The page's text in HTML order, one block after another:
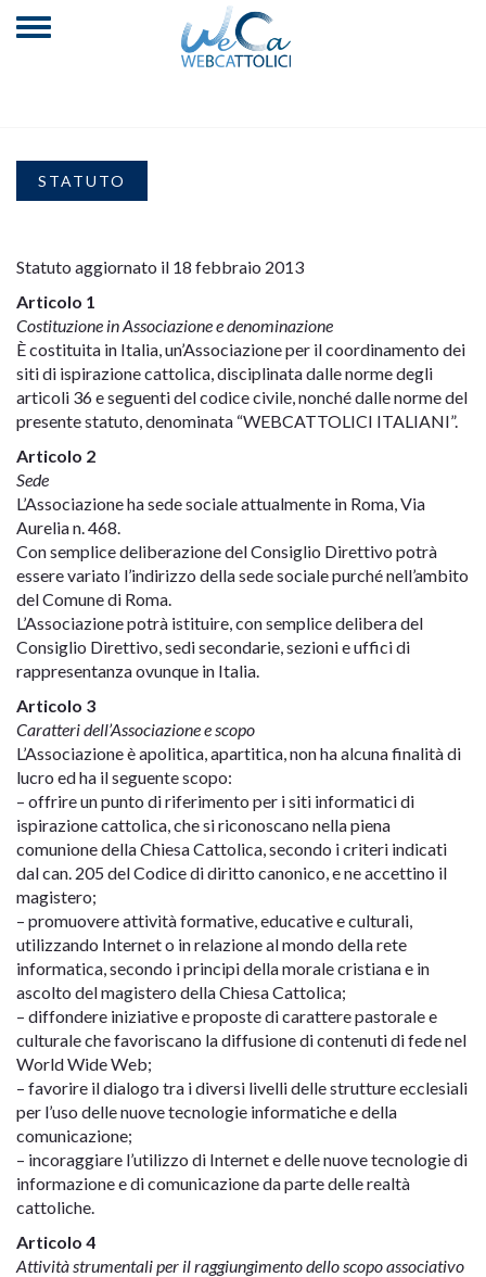
STATUTO
Statuto aggiornato il 18 febbraio 2013
Articolo 1
Costituzione in Associazione e denominazione
È costituita in Italia, un’Associazione per il coordinamento dei
siti di ispirazione cattolica, disciplinata dalle norme degli
articoli 36 e seguenti del codice civile, nonché dalle norme del
presente statuto, denominata “WEBCATTOLICI ITALIANI”.
Articolo 2
Sede
L’Associazione ha sede sociale attualmente in Roma, Via
Aurelia n. 468.
Con semplice deliberazione del Consiglio Direttivo potrà
essere variato l’indirizzo della sede sociale purché nell’ambito
del Comune di Roma.
L’Associazione potrà istituire, con semplice delibera del
Consiglio Direttivo, sedi secondarie, sezioni e uffici di
rappresentanza ovunque in Italia.
Articolo 3
Caratteri dell’Associazione e scopo
L’Associazione è apolitica, apartitica, non ha alcuna finalità di
lucro ed ha il seguente scopo:
– offrire un punto di riferimento per i siti informatici di
ispirazione cattolica, che si riconoscano nella piena
comunione della Chiesa Cattolica, secondo i criteri indicati
dal can. 205 del Codice di diritto canonico, e ne accettino il
magistero;
– promuovere attività formative, educative e culturali,
utilizzando Internet o in relazione al mondo della rete
informatica, secondo i principi della morale cristiana e in
ascolto del magistero della Chiesa Cattolica;
– diffondere iniziative e proposte di carattere pastorale e
culturale che favoriscano la diffusione di contenuti di fede nel
World Wide Web;
– favorire il dialogo tra i diversi livelli delle strutture ecclesiali
per l’uso delle nuove tecnologie informatiche e della
comunicazione;
– incoraggiare l’utilizzo di Internet e delle nuove tecnologie di
informazione e di comunicazione da parte delle realtà
cattoliche.
Articolo 4
Attività strumentali per il raggiungimento dello scopo associativo